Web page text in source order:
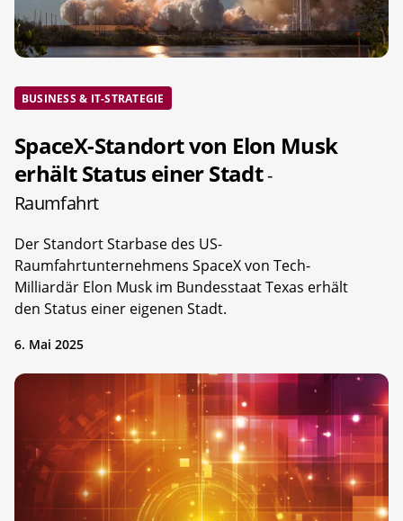
BUSINESS & IT-STRATEGIE
SpaceX-Standort von Elon Musk
erhält Status einer Stadt-
Raumfahrt
Der Standort Starbase des US-
Raumfahrtunternehmens SpaceX von Tech-
Milliardär Elon Musk im Bundesstaat Texas erhält
den Status einer eigenen Stadt.
6. Mai 2025